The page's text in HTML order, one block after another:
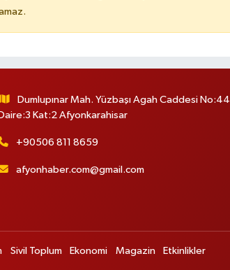
Dumlupınar Mah. Yüzbaşı Agah Caddesi No:44
Kat:2 Afyonkarahisar
+90506 811 8659
afyonhaber.com@gmail.com
Sivil Toplum Ekonomi Magazin Etkinlikler